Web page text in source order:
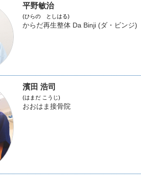
平野敏治
(ひらの としはる)
からだ再生整体 Da Binji (ダ・ビンジ)
濱田 浩司
(はまだ こうじ)
おおはま接骨院